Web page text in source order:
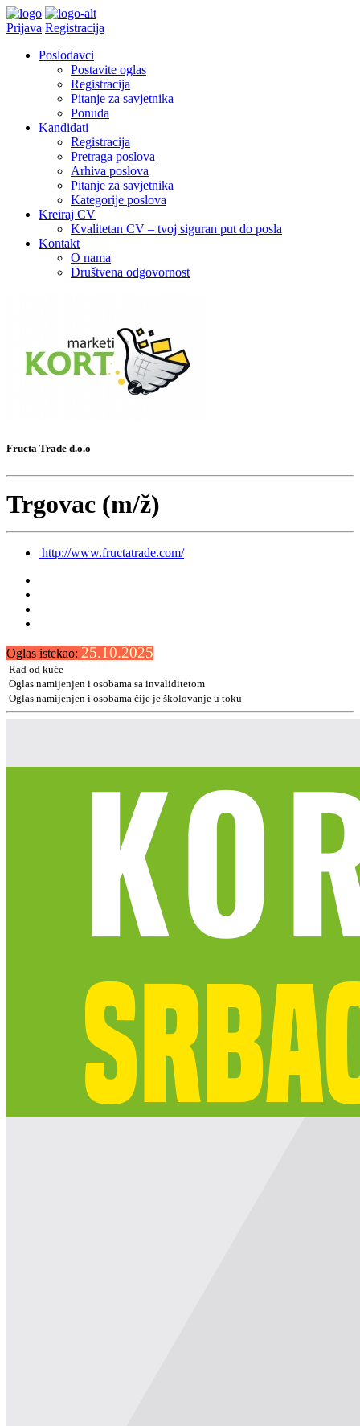
Prijava Registracija
Poslodavci
Postavite oglas
Registracija
Pitanje za savjetnika
Ponuda
Kandidati
Registracija
Pretraga poslova
Arhiva poslova
Pitanje za savjetnika
Kategorije poslova
Kreiraj CV
Kvalitetan CV – tvoj siguran put do posla
Kontakt
O nama
Društvena odgovornost
Fructa Trade d.o.o
Trgovac (m/ž)
http://www.fructatrade.com/
Oglas istekao: 25.10.2025
Rad od kuće
Oglas namijenjen i osobama sa invaliditetom
Oglas namijenjen i osobama čije je školovanje u toku